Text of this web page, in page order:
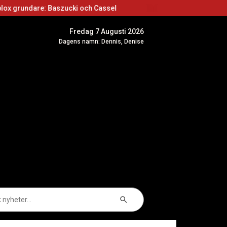
och Cassel
Fredag 7 Augusti 2026
Dagens namn: Dennis, Denise
Sökknapp